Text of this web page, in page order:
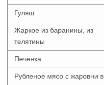
Гуляш
Жаркое из баранины, из
телятины
Печенка
Рубленое мясо с жаровни в